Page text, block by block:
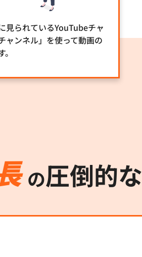
見られているYouTubeチャ
ャンネル」を使って動画の
の圧倒的